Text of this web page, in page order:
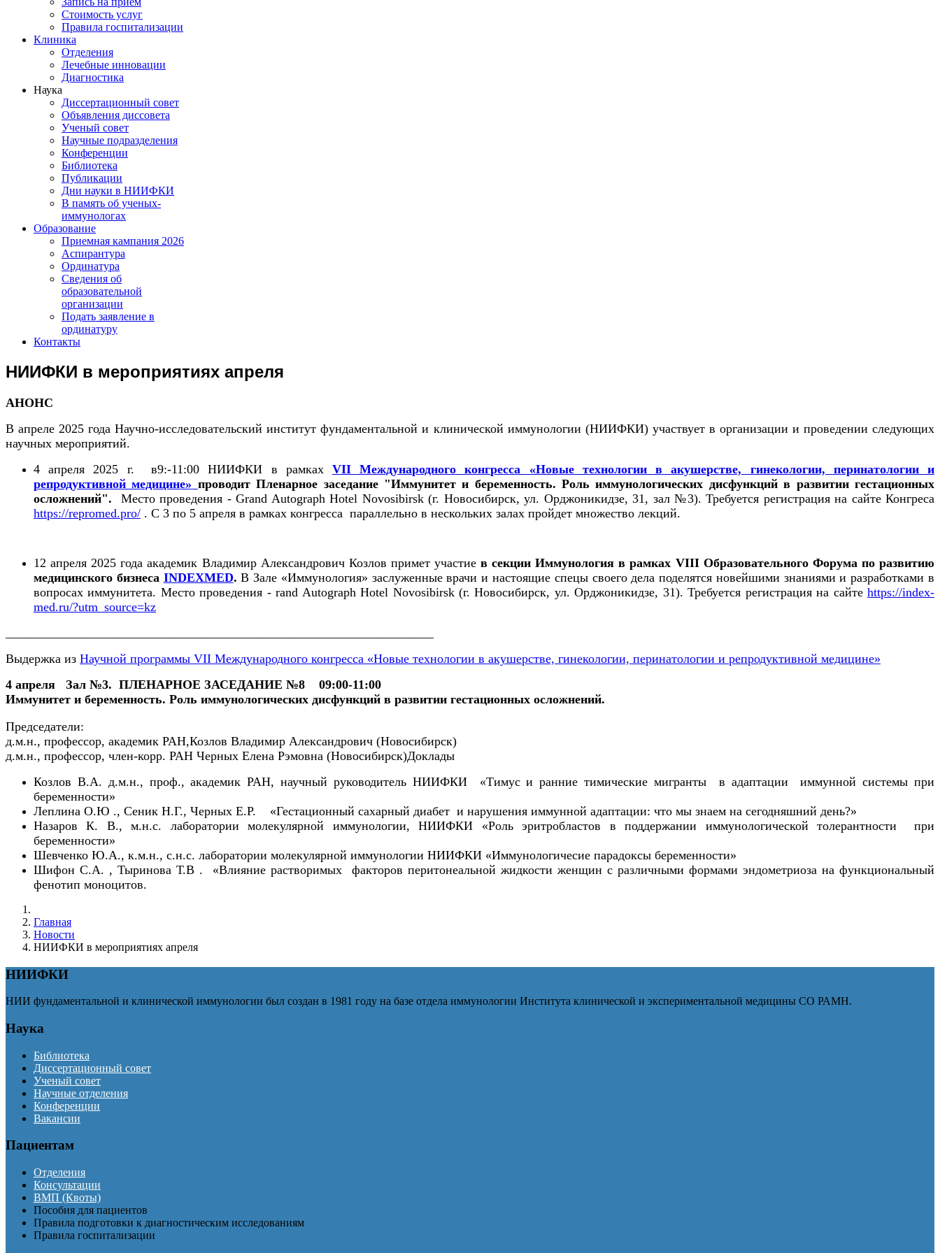
Стоимость услуг
Правила госпитализации
Клиника
Отделения
Лечебные инновации
Диагностика
Наука
Диссертационный совет
Объявления диссовета
Ученый совет
Научные подразделения
Конференции
Библиотека
Публикации
Дни науки в НИИФКИ
В память об ученых-
иммунологах
Образование
Приемная кампания 2026
Аспирантура
Ординатура
Сведения об
образовательной
организации
Подать заявление в
ординатуру
Контакты
НИИФКИ в мероприятиях апреля
АНОНС
В апреле 2025 года Научно-исследовательский институт фундаментальной и клинической иммунологии (НИИФКИ) участвует в организации и проведении следующих
научных мероприятий.
4 апреля 2025 г. в9:-11:00 НИИФКИ в рамках VII Международного конгресса «Новые технологии в акушерстве, гинекологии, перинатологии и
репродуктивной медицине» проводит Пленарное заседание "Иммунитет и беременность. Роль иммунологических дисфункций в развитии гестационных
осложнений".
Место проведения - Grand Autograph Hotel Novosibirsk (г. Новосибирск, ул. Орджоникидзе, 31, зал №3). Требуется регистрация на сайте Конгреса
https://repromed.pro/ . С 3 по 5 апреля в рамках конгресса параллельно в нескольких залах пройдет множество лекций.
12 апреля 2025 года академик Владимир Александрович Козлов примет участиев секции Иммунология в рамках VIII Образовательного Форума по развитию
медицинского бизнеса INDEXMED.В Зале «Иммунология» заслуженные врачи и настоящие спецы своего дела поделятся новейшими знаниями и разработками в
вопросах иммунитета. Место проведения - rand Autograph Hotel Novosibirsk (г. Новосибирск, ул. Орджоникидзе, 31). Требуется регистрация на сайте https://index-
med.ru/?utm_source=kz
Выдержка из Научной программы VII Международного конгресса «Новые технологии в акушерстве, гинекологии, перинатологии и репродуктивной медицине»
4 апреля Зал №3. ПЛЕНАРНОЕ ЗАСЕДАНИЕ №8 09:00-11:00
Иммунитет и беременность. Роль иммунологических дисфункций в развитии гестационных осложнений.
Председатели:
д.м.н., профессор, академик РАН,Козлов Владимир Александрович (Новосибирск)
д.м.н., профессор, член-корр. РАН Черных Елена Рэмовна (Новосибирск)Доклады
Козлов В.А. д.м.н., проф., академик РАН, научный руководитель НИИФКИ «Тимус и ранние тимические мигранты в адаптации иммунной системы при
беременности»
Леплина О.Ю ., Сеник Н.Г., Черных Е.Р. «Гестационный сахарный диабет и нарушения иммунной адаптации: что мы знаем на сегодняшний день?»
Назаров К. В., м.н.с. лаборатории молекулярной иммунологии, НИИФКИ «Роль эритробластов в поддержании иммунологической толерантности при
беременности»
Шевченко Ю.А., к.м.н., с.н.с. лаборатории молекулярной иммунологии НИИФКИ «Иммунологичесие парадоксы беременности»
Шифон С.А. , Тыринова Т.В . «Влияние растворимых факторов перитонеальной жидкости женщин с различными формами эндометриоза на функциональный
фенотип моноцитов.
Главная
Новости
НИИФКИ в мероприятиях апреля
НИИФКИ
НИИ фундаментальной и клинической иммунологии был создан в 1981 году на базе отдела иммунологии Института клинической и экспериментальной медицины СО РАМН.
Наука
Библиотека
Диссертационный совет
Ученый совет
Научные отделения
Конференции
Вакансии
Пациентам
Отделения
Консультации
ВМП (Квоты)
Пособия для пациентов
Правила подготовки к диагностическим исследованиям
Правила госпитализации